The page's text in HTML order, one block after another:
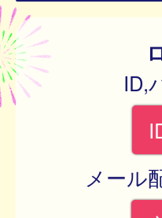
ID,
メール